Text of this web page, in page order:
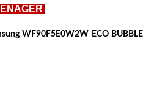
WF90F5E0W2W ECO BUBBLE